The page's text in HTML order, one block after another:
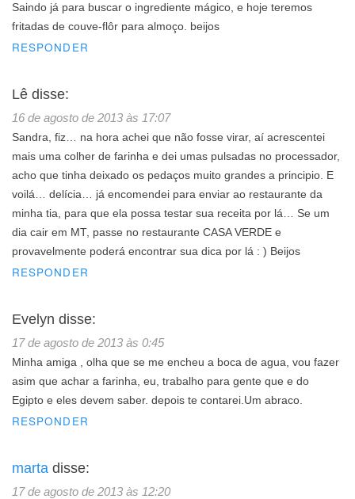
Saindo já para buscar o ingrediente mágico, e hoje teremos
fritadas de couve-flôr para almoço. beijos
RESPONDER
Lê disse:
16 de agosto de 2013 às 17:07
Sandra, fiz… na hora achei que não fosse virar, aí acrescentei
mais uma colher de farinha e dei umas pulsadas no processador,
acho que tinha deixado os pedaços muito grandes a principio. E
voilá… delícia… já encomendei para enviar ao restaurante da
minha tia, para que ela possa testar sua receita por lá… Se um
dia cair em MT, passe no restaurante CASA VERDE e
provavelmente poderá encontrar sua dica por lá : ) Beijos
RESPONDER
Evelyn disse:
17 de agosto de 2013 às 0:45
Minha amiga , olha que se me encheu a boca de agua, vou fazer
asim que achar a farinha, eu, trabalho para gente que e do
Egipto e eles devem saber. depois te contarei.Um abraco.
RESPONDER
marta disse:
17 de agosto de 2013 às 12:20